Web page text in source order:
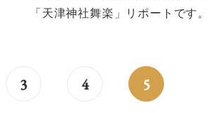
「天津神社舞楽」リポートです。
3 4 5